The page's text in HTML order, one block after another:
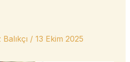
/ 13 Ekim 2025